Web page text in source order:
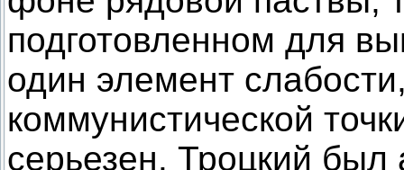
подготовленном для
один элемент
коммунистической
серьезен. Троцкий